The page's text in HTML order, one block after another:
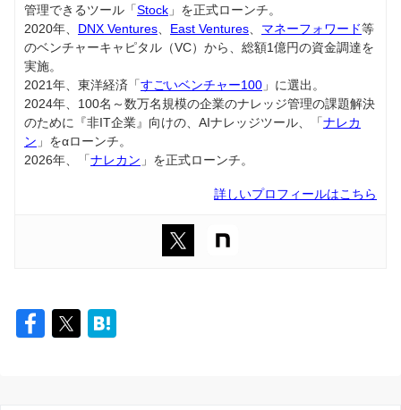
管理できるツール「Stock 」を正式ローンチ。
2020年、 DNX Ventures、 East Ventures、 マネーフォワード等
のベンチャーキャピタル（VC）から、総額1億円の資金調達を
実施。
2021年、東洋経済「すごいベンチャー100 」に選出。
2024年、100名～数万名規模の企業のナレッジ管理の課題解決
のために『非IT企業』向けの、AIナレッジツール、「ナレカ
ン 」をαローンチ。
2026年、「ナレカン 」を正式ローンチ。
詳しいプロフィールはこちら